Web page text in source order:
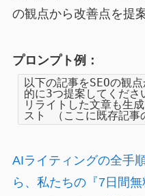
の観点から改善点を提
プロンプト例：
以下の記事をSEOの観
的に3つ提案してくださ
リライトした文章も生
スト （ここに既存記事
AIライティングの全手
ら、私たちの『7日間